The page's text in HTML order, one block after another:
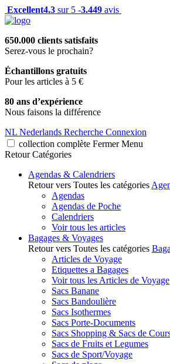
Excellent4.3 sur 5 -3.449 avis
650.000 clients satisfaits
Serez-vous le prochain?
Échantillons gratuits
Pour les articles à 5 €
80 ans d’expérience
Nous faisons la différence
NL Nederlands Recherche Connexion
collection complète Fermer Menu
Retour Catégories
Agendas & Calendriers
Retour vers Toutes les catégories
Agendas
Agendas de Poche
Calendriers
Voir tous les articles
Bagages & Voyages
Retour vers Toutes les catégories
Articles de Voyage
Etiquettes a Bagages
Voir tous les Articles de Voyage
Sacs Banane
Sacs Bandoulière
Sacs Isothermes
Sacs Porte-Documents
Sacs Shopping & Sacs de
Sacs de Fruits et Legumes
Sacs de Sport/Voyage